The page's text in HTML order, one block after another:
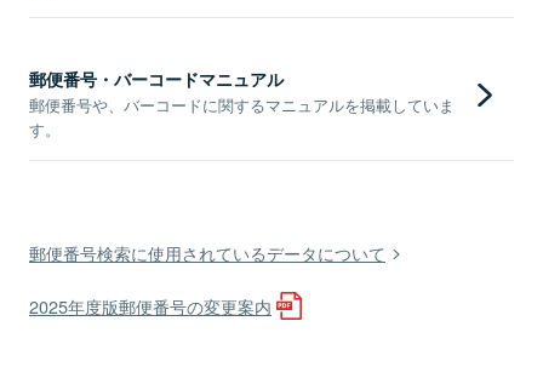
郵便番号・バーコードマニュアル
郵便番号や、バーコードに関するマニュアルを掲載していま
す。
郵便番号検索に使用されているデータについて
2025年度版郵便番号の変更案内